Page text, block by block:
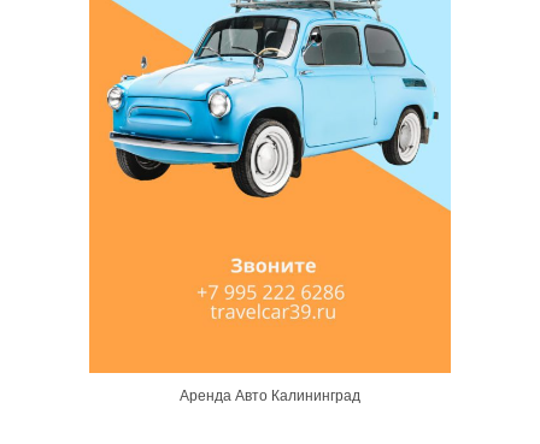
Аренда Авто Калининград